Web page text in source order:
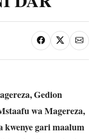
Gedion
waMagereza,
gari maalum